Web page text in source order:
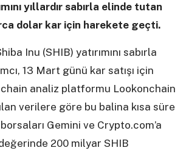
yıllardır sabırla elinde tutan
dolar kar için harekete geçti.
Inu (SHIB) yatırımını sabırla
13 Mart günü kar satışı için
chain analiz platformu Lookonchain
verilere göre bu balina kısa süre
Gemini ve Crypto.com’a
200 milyar SHIB